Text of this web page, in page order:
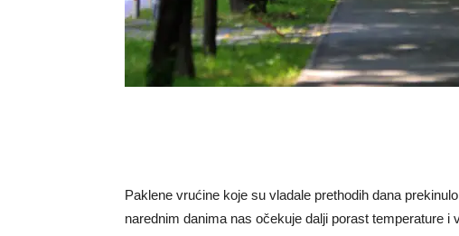
Paklene vrućine koje su vladale prethodih dana
narednim danima nas očekuje dalji porast temperature i